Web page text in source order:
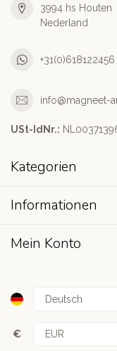
3994 hs Houten
Nederland
+31(0)618122456
info@magneet-
USt-IdNr.:
Kategorien
Informationen
Mein Konto
€